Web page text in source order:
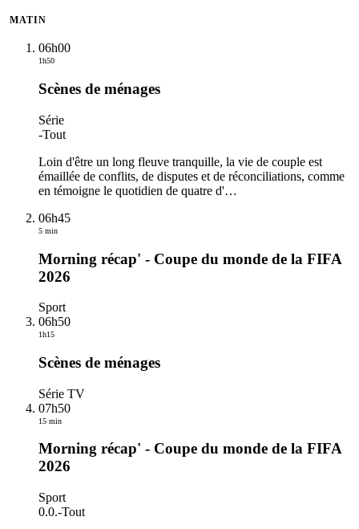
MATIN
06h00
1h50
Scènes de ménages
Série
-Tout
Loin d'être un long fleuve tranquille, la vie de couple est
émaillée de conflits, de disputes et de réconciliations, comme
en témoigne le quotidien de quatre d'…
06h45
5 min
Morning récap' - Coupe du monde de la FIFA
2026
Sport
06h50
1h15
Scènes de ménages
Série TV
07h50
15 min
Morning récap' - Coupe du monde de la FIFA
2026
Sport
0.0.-Tout